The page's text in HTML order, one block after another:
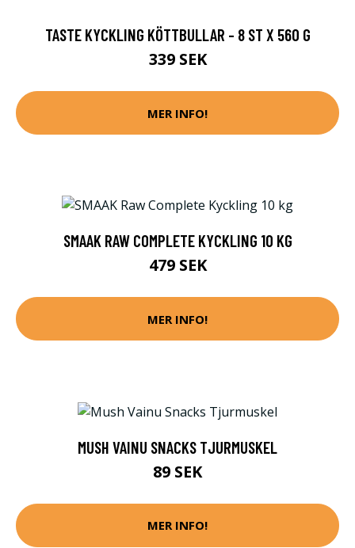
TASTE KYCKLING KÖTTBULLAR - 8 ST X 560 G
339 SEK
MER INFO!
SMAAK RAW COMPLETE KYCKLING 10 KG
479 SEK
MER INFO!
MUSH VAINU SNACKS TJURMUSKEL
89 SEK
MER INFO!